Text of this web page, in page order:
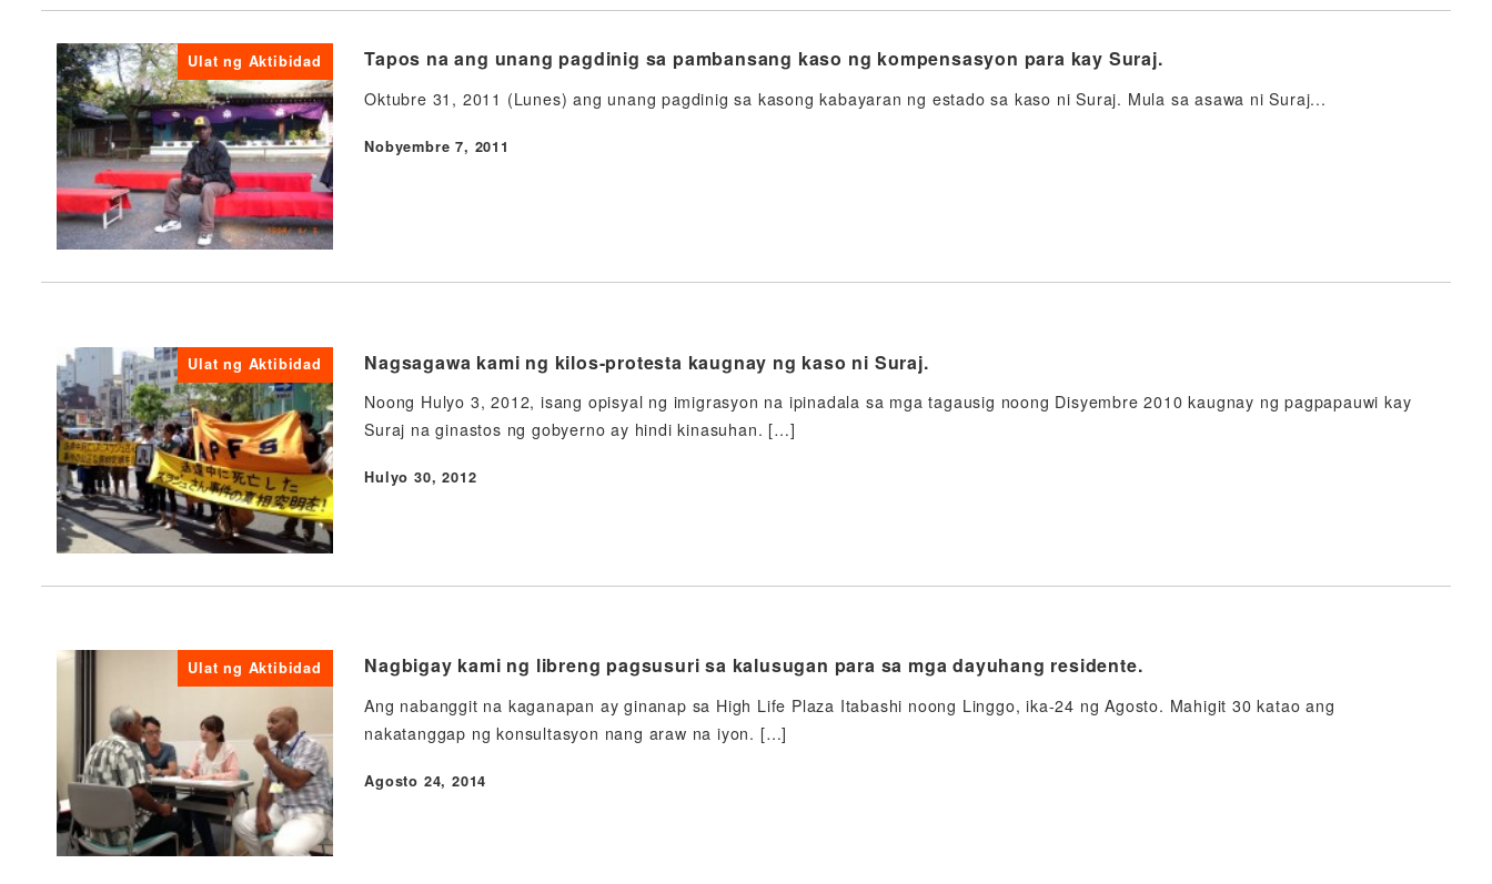
Ulat ng Aktibidad Tapos na ang unang pagdinig sa pambansang kaso ng kompensasyon para kay Suraj.
Oktubre 31, 2011 (Lunes) ang unang pagdinig sa kasong kabayaran ng estado sa kaso ni Suraj. Mula sa asawa ni Suraj...
Nai-publish
Nobyembre 7, 2011
Ulat ng Aktibidad Nagsagawa kami ng kilos-protesta kaugnay ng kaso ni Suraj.
Noong Hulyo 3, 2012, isang opisyal ng imigrasyon na ipinadala sa mga tagausig noong Disyembre 2010 kaugnay ng pagpapauwi kay
Suraj na ginastos ng gobyerno ay hindi kinasuhan. […]
Nai-publish
Hulyo 30, 2012
Ulat ng Aktibidad Nagbigay kami ng libreng pagsusuri sa kalusugan para sa mga dayuhang residente.
Ang nabanggit na kaganapan ay ginanap sa High Life Plaza Itabashi noong Linggo, ika-24 ng Agosto. Mahigit 30 katao ang
nakatanggap ng konsultasyon nang araw na iyon. […]
Nai-publish
Agosto 24, 2014